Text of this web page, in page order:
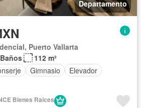
Departamento
Puerto Vallarta
112 m²
Gimnasio
Elevador
Bienes Raíces